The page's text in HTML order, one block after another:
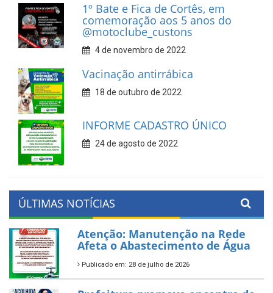
1º Bate e Fica de Cortês, em
comemoração aos 5 anos do
@motoclube_custons
4 de novembro de 2022
Vacinação antirrábica
18 de outubro de 2022
INFORME CADASTRO ÚNICO
24 de agosto de 2022
ÚLTIMAS NOTÍCIAS
Atenção: Manutenção na Rede
Afeta o Abastecimento de Água
Publicado em: 28 de julho de 2026